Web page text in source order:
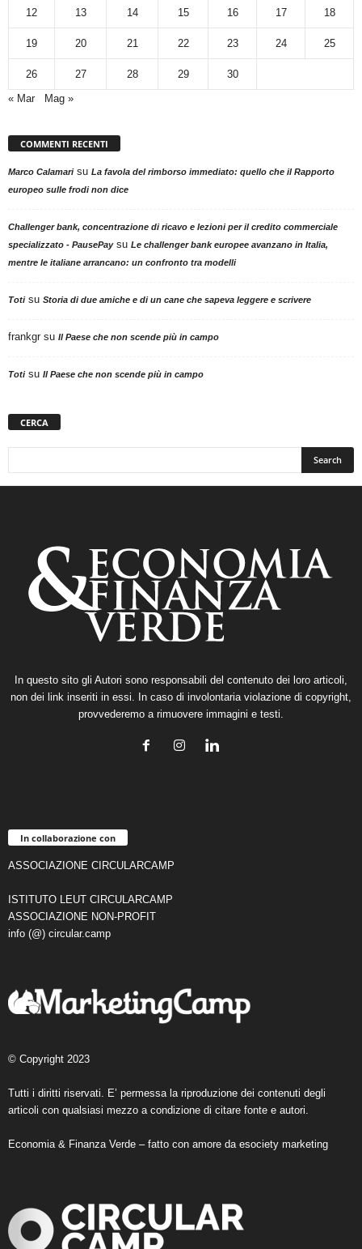
12 13 14 15 16 17 18
19 20 21 22 23 24 25
26 27 28 29
30
« Mar
Mag »
COMMENTI RECENTI
Marco Calamarisu La favola del rimborso immediato: quello che il Rapporto
europeo sulle frodi non dice
Challenger bank, concentrazione di ricavo e lezioni per il credito commerciale
specializzato - PausePaysu Le challenger bank europee avanzano in Italia,
mentre le italiane arrancano: un confronto tra modelli
Totisu Storia di due amiche e di un cane che sapeva leggere e scrivere
frankgr su Il Paese che non scende più in campo
Totisu Il Paese che non scende più in campo
CERCA
In questo sito gli Autori sono responsabili del contenuto dei loro articoli,
non dei link inseriti in essi. In caso di involontaria violazione di copyright,
provvederemo a rimuovere immagini e testi.
In collaborazione con
ASSOCIAZIONE CIRCULARCAMP
ISTITUTO LEUT CIRCULARCAMP
ASSOCIAZIONE NON-PROFIT
info (@) circular.camp
© Copyright 2023
Tutti i diritti riservati. E’ permessa la riproduzione dei contenuti degli
articoli con qualsiasi mezzo a condizione di citare fonte e autori.
Economia & Finanza Verde – fatto con amore da esociety marketing